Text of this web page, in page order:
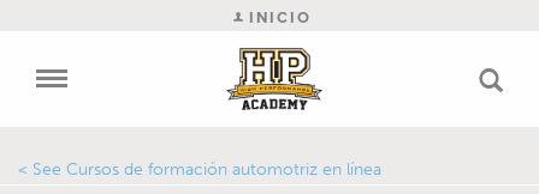
INICIO
Cursos de formación automotriz en línea